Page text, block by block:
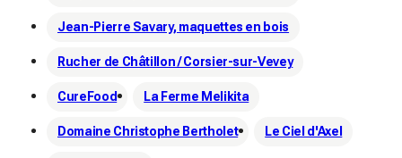
Jean-Pierre Savary, maquettes en bois
Rucher de Châtillon / Corsier-sur-Vevey
CureFood La Ferme Melikita
Domaine Christophe Bertholet Le Ciel d'Axel